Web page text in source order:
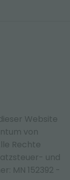
Website
von
Rechte
und
MN 152392 -